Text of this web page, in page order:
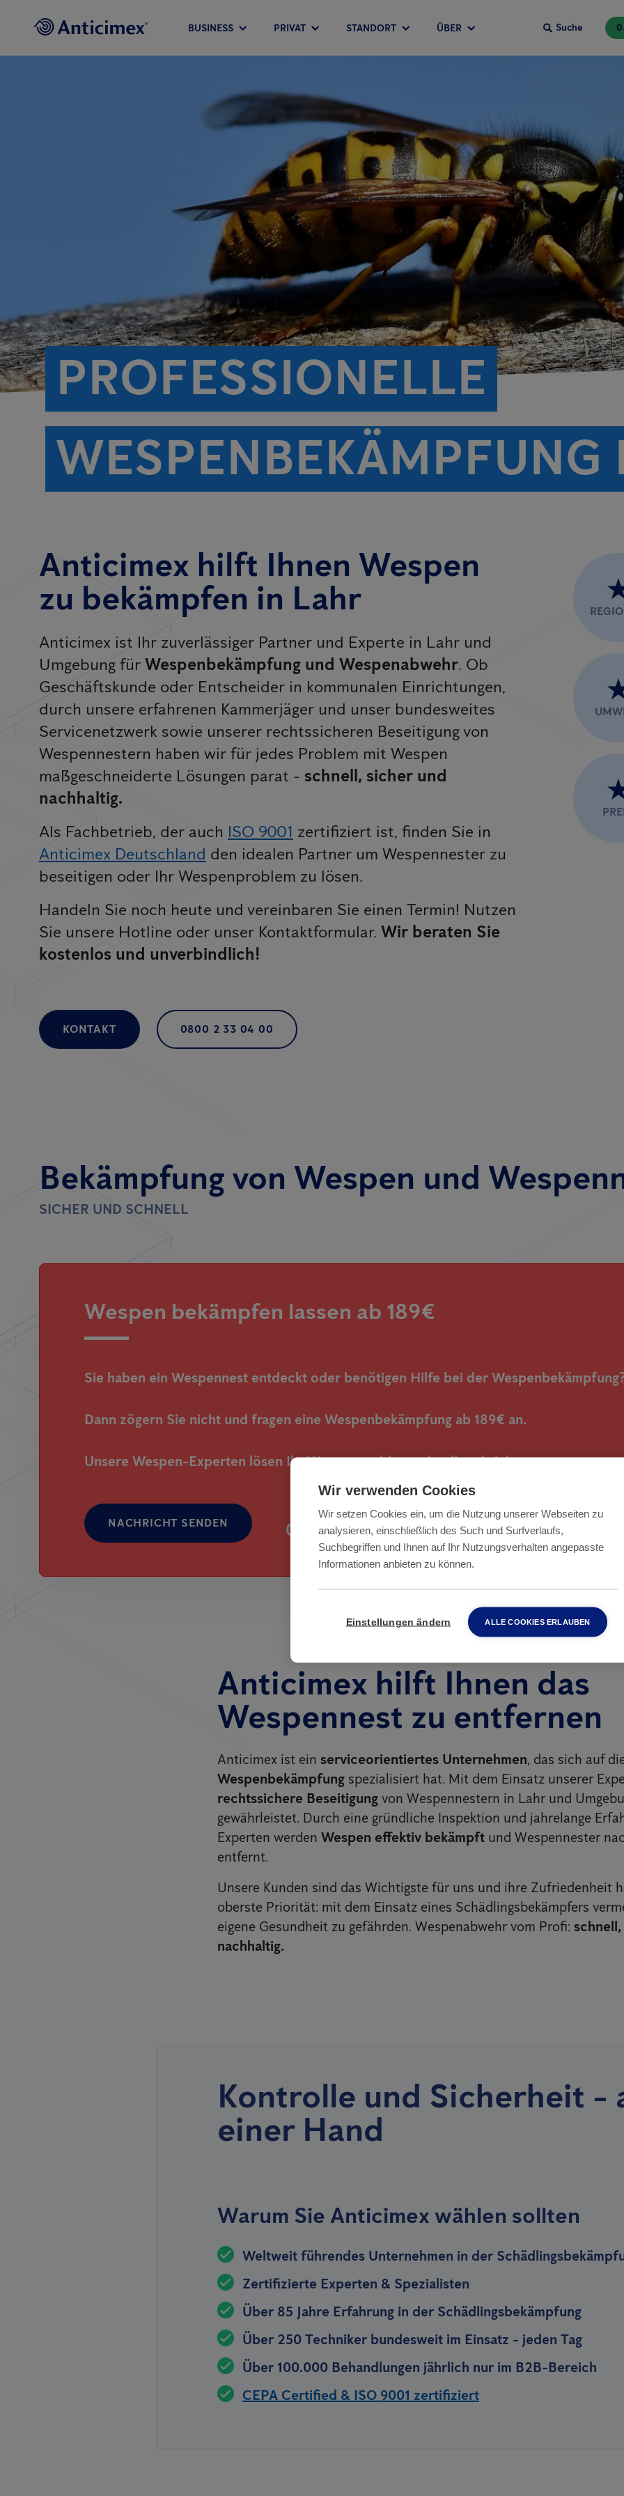
BUSINESS PRIVAT STANDORT ÜBER Suche
PROFESSIONELLE
WESPENBEKÄMPFUNG
Anticimex hilft Ihnen Wespen
zu bekämpfen in Lahr
Anticimex ist Ihr zuverlässiger Partner und Experte in Lahr und
Umgebung für Wespenbekämpfung und Wespenabwehr. Ob
Geschäftskunde oder Entscheider in kommunalen Einrichtungen,
durch unsere erfahrenen Kammerjäger und unser bundesweites
Servicenetzwerk sowie unserer rechtssicheren Beseitigung von
Wespennestern haben wir für jedes Problem mit Wespen
maßgeschneiderte Lösungen parat - schnell, sicher und
nachhaltig.
Als Fachbetrieb, der auch ISO 9001 zertifiziert ist, finden Sie in
Anticimex Deutschland den idealen Partner um Wespennester zu
beseitigen oder Ihr Wespenproblem zu lösen.
Handeln Sie noch heute und vereinbaren Sie einen Termin! Nutzen
Sie unsere Hotline oder unser Kontaktformular. Wir beraten Sie
kostenlos und unverbindlich!
KONTAKT 0800 2 33 04 00
Bekämpfung von Wespen und
SICHER UND SCHNELL
Wespen bekämpfen lassen ab 189€
Sie haben ein Wespennest entdeckt oder benötigen Hilfe bei der
Dann zögern Sie nicht und fragen eine Wespenbekämpfung ab 189€ an.
Unsere Wespen-Experten lösen Ihr Wespenproblem schnell und sicher.
NACHRICHT SENDEN
RUFEN SIE AN
0800 2 33 04 00
Anticimex hilft Ihnen das
Wespennest zu entfernen
Anticimex ist ein serviceorientiertes Unternehmen, das sich auf
Wespenbekämpfung spezialisiert hat. Mit dem Einsatz unserer
rechtssichere Beseitigung von Wespennestern in Lahr und
gewährleistet. Durch eine gründliche Inspektion und jahrelange
Experten werden Wespen effektiv bekämpft und Wespennester
entfernt.
Unsere Kunden sind das Wichtigste für uns und ihre Zufriedenheit
oberste Priorität: mit dem Einsatz eines Schädlingsbekämpfers
eigene Gesundheit zu gefährden. Wespenabwehr vom Profi:
nachhaltig.
Kontrolle und Sicherheit -
einer Hand
Warum Sie Anticimex wählen sollten
Weltweit führendes Unternehmen in der
Zertifizierte Experten & Spezialisten
Über 85 Jahre Erfahrung in der Schädlingsbekämpfung
Über 250 Techniker bundesweit im Einsatz - jeden Tag
Über 100.000 Behandlungen jährlich nur im B2B-Bereich
CEPA Certified & ISO 9001 zertifiziert
Wir verwenden Cookies
Wir setzen Cookies ein, um die Nutzung unserer Webseiten zu
analysieren, einschließlich des Such und Surfverlaufs,
Suchbegriffen und Ihnen auf Ihr Nutzungsverhalten angepasste
Informationen anbieten zu können.
Einstellungen ändern ALLE COOKIES ERLAUBEN